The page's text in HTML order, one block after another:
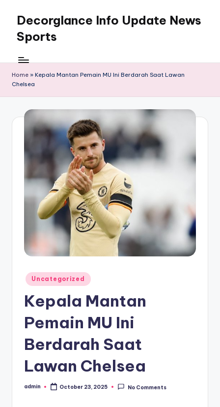
content
Decorglance Info Update News
Sports
adalah
sebuah
portal
berita
olahraga
terupdate.
Home » Kepala Mantan Pemain MU Ini Berdarah Saat Lawan
Chelsea
Posted
in
Uncategorized
Kepala Mantan
Pemain MU Ini
Berdarah Saat
Lawan Chelsea
Posted
admin October 23, 2025 No Comments